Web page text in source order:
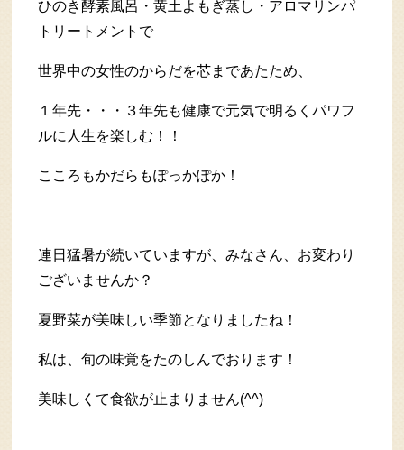
ひのき酵素風呂・黄土よもぎ蒸し・アロマリンパ
トリートメントで
世界中の女性のからだを芯まであたため、
１年先・・・３年先も健康で元気で明るくパワフ
ルに人生を楽しむ！！
こころもかだらもぽっかぽか！
連日猛暑が続いていますが、みなさん、お変わり
ございませんか？
夏野菜が美味しい季節となりましたね！
私は、旬の味覚をたのしんでおります！
美味しくて食欲が止まりません(^^)